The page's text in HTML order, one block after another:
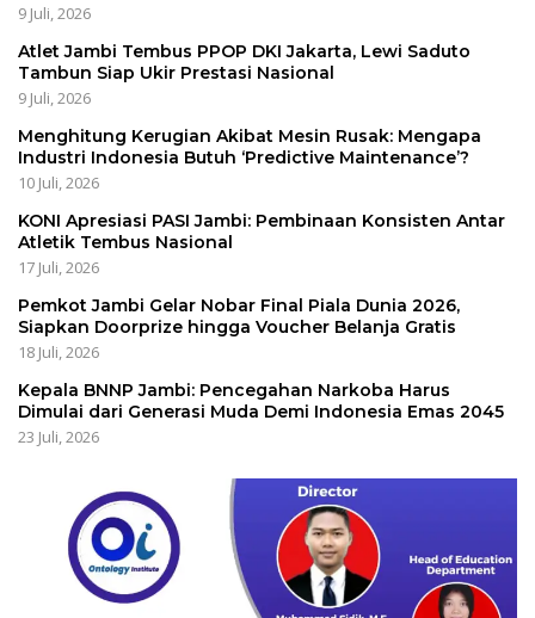
9 Juli, 2026
Atlet Jambi Tembus PPOP DKI Jakarta, Lewi Saduto
Tambun Siap Ukir Prestasi Nasional
9 Juli, 2026
Menghitung Kerugian Akibat Mesin Rusak: Mengapa
Industri Indonesia Butuh ‘Predictive Maintenance’?
10 Juli, 2026
KONI Apresiasi PASI Jambi: Pembinaan Konsisten Antar
Atletik Tembus Nasional
17 Juli, 2026
Pemkot Jambi Gelar Nobar Final Piala Dunia 2026,
Siapkan Doorprize hingga Voucher Belanja Gratis
18 Juli, 2026
Kepala BNNP Jambi: Pencegahan Narkoba Harus
Dimulai dari Generasi Muda Demi Indonesia Emas 2045
23 Juli, 2026